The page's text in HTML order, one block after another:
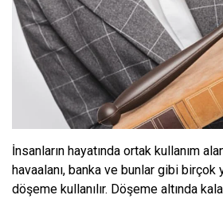
İnsanların hayatında ortak kullanım
havaalanı, banka ve bunlar gibi
döşeme kullanılır. Döşeme altında